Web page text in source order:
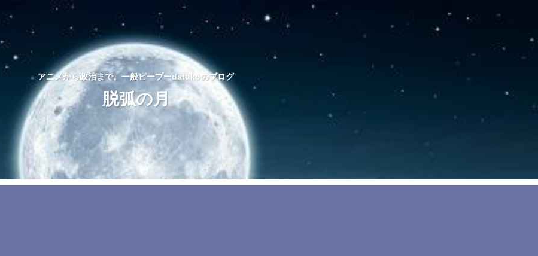
アニメから政治まで。一般ピープーdatukoのブログ
脱弧の月